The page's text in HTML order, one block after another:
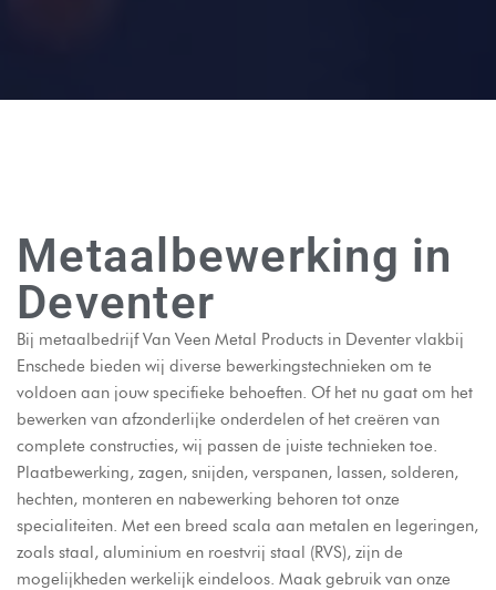
Metaalbewerking in
Deventer
Bij metaalbedrijf Van Veen Metal Products in Deventer vlakbij
Enschede bieden wij diverse bewerkingstechnieken om te
voldoen aan jouw specifieke behoeften. Of het nu gaat om het
bewerken van afzonderlijke onderdelen of het creëren van
complete constructies, wij passen de juiste technieken toe.
Plaatbewerking, zagen, snijden, verspanen, lassen, solderen,
hechten, monteren en nabewerking behoren tot onze
specialiteiten. Met een breed scala aan metalen en legeringen,
zoals staal, aluminium en roestvrij staal (RVS), zijn de
mogelijkheden werkelijk eindeloos. Maak gebruik van onze